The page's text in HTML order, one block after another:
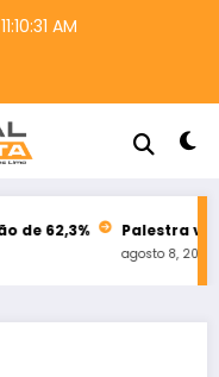
11:10:33 AM
Palestra vai dismistificar